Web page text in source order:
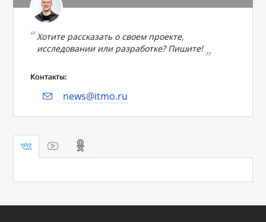
Хотите рассказать о своем проекте,
исследовании или разработке? Пишите!
Контакты:
news@itmo.ru